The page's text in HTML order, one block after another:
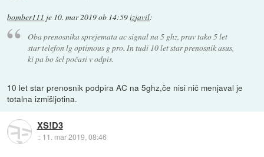
bomber111 je 10. mar 2019 ob 14:59izjavil:
Oba prenosnika sprejemata ac signal na 5 ghz, prav tako 5 let
star telefon lg optimous g pro. In tudi 10 let star prenosnik asus,
ki pa bo šel počasi v odpis.
10 let star prenosnik podpira AC na 5ghz,če nisi nič menjaval je
totalna izmišljotina.
XS!D3
:: 11. mar 2019, 08:46